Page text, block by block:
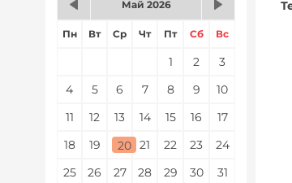
Май 2026
Пн Вт Ср Чт Пт Сб Вс
1 2
3
4
5 6 7 8 9
10
11
12 13 14 15 16
17
18
19 20
20 21 22 23
24
25
26 27 28 29 30 31